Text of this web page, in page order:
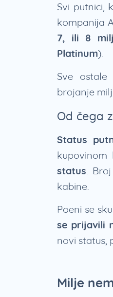
Svi putnici,
kompanija
7, ili 8
Platinum).
Sve
brojanje
Od čega
Status
status.
kabine.
Poeni se
se prijavili
novi status,
Milje